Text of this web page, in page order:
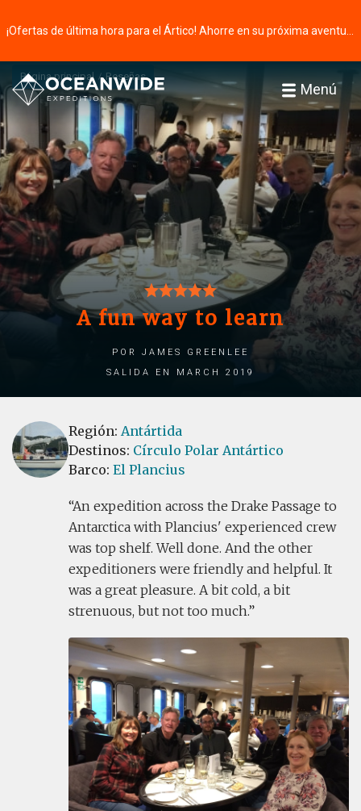
Menú
Página principal Reseñas
A fun way to learn
por James Greenlee
Salida en March 2019
Región: Antártida
Destinos: Círculo Polar Antártico
Barco: El Plancius
An expedition across the Drake Passage to
Antarctica with Plancius' experienced crew
was top shelf. Well done. And the other
expeditioners were friendly and helpful. It
was a great pleasure. A bit cold, a bit
strenuous, but not too much.